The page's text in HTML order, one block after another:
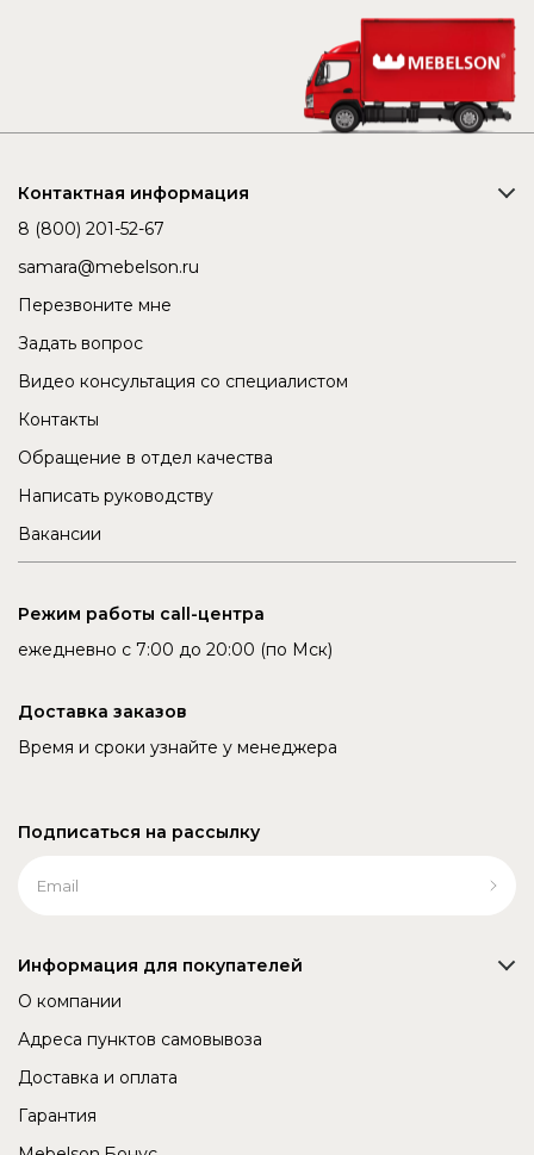
Контактная информация
8 (800) 201-52-67
samara@mebelson.ru
Перезвоните мне
Задать вопрос
Видео консультация со специалистом
Контакты
Обращение в отдел качества
Написать руководству
Вакансии
Режим работы call-центра
ежедневно с 7:00 до 20:00 (по Мск)
Доставка заказов
Время и сроки узнайте у менеджера
Подписаться на рассылку
Информация для покупателей
О компании
Адреса пунктов самовывоза
Доставка и оплата
Гарантия